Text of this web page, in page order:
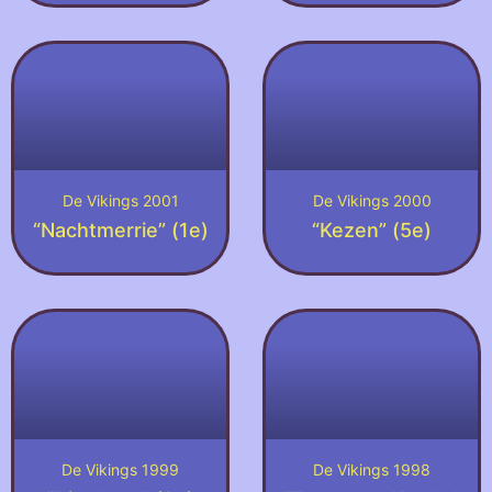
De Vikings 2001
“Nachtmerrie” (1e)
De Vikings 2000
“Kezen” (5e)
De Vikings 1999 De Vikings 1998